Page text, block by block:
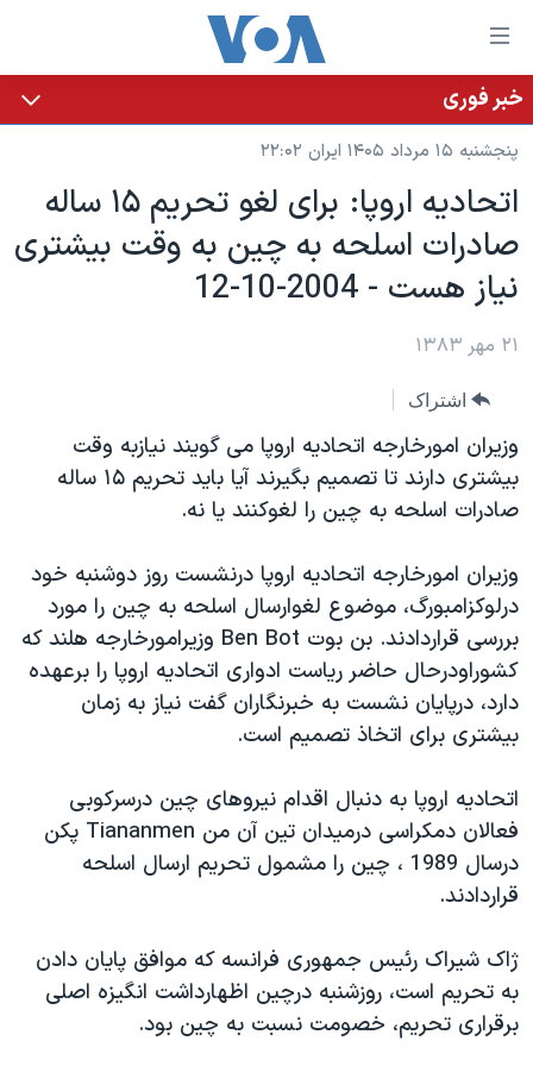
لینکهای
قابل
دسترسی
جهش
محتوای
اصلی
جهش
به
صفحه
جهش
جستجو
خانه
نسخه سبک وب‌سایت
موضوع ها
ایران
آمریکا
جهان
ویژه برنامه‌ها
ویدیوها
حقوق شهروندی
اقتصادی
علم و فناوری
اسرائیل در جنگ
آرشیو پخش زنده
برنامه های تلویزیونی
جدول برنامه ها
صفحه‌های ویژه
۲۵۰سالگی آمریکا
بایگانی برنامه‌های تلویزیونی
انتخابات ریاست جمهوری آمریکا ۲۰۲۴
حمله جمهوری اسلامی به اسرائیل
رمز مهسا
ورزش زنان در ایران
مجموعه مستندهای دادخواهی
تریبونال مردمی آبان ۹۸
دادگاه حمید نوری
قانون شفافیت دارائی کادر رهبری ایران
اعتراضات مردمی آبان ۹۸
فرکانس‌های صدای آمریکا
یادگیری زبان انگلیسی
زبانهای مختلف
خبر فوری
پنجشنبه ۱۵ مرداد ۱۴۰۵ ایران ۲۲:۰۲
اتحاديه اروپا: برای لغو تحريم ۱۵ ساله
صادرات اسلحه به چين به وقت بيشتری
نياز هست - 2004-10-12
۲۱ مهر ۱۳۸۳
اشتراک
وزيران امورخارجه اتحاديه اروپا می گويند نيازبه وقت
بيشتری دارند تا تصميم بگيرند آيا بايد تحريم ۱۵ ساله
صادرات اسلحه به چين را لغوکنند يا نه.
وزيران امورخارجه اتحاديه اروپا درنشست روز دوشنبه خود
درلوکزامبورگ، موضوع لغوارسال اسلحه به چين را مورد
بررسی قراردادند. بن بوت Ben Bot وزيرامورخارجه هلند که
کشوراودرحال حاضر رياست ادواری اتحاديه اروپا را برعهده
دارد، درپايان نشست به خبرنگاران گفت نياز به زمان
بيشتری برای اتخاذ تصميم است.
اتحاديه اروپا به دنبال اقدام نيروهای چين درسرکوبی
فعالان دمکراسی درميدان تين آن من Tiananmen پکن
درسال 1989 ، چين را مشمول تحريم ارسال اسلحه
قراردادند.
ژاک شيراک رئيس جمهوری فرانسه که موافق پايان دادن
به تحريم است، روزشنبه درچين اظهارداشت انگيزه اصلی
برقراری تحريم، خصومت نسبت به چين بود.